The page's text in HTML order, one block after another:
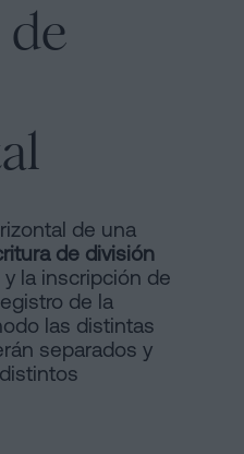
de una
de división
la inscripción de
de la
las distintas
separados y